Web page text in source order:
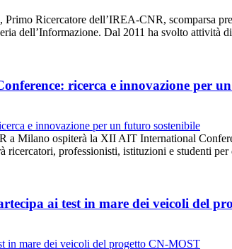
Ricercatore dell’IREA-CNR, scomparsa
dell’Informazione. Dal 2011 ha svolto attività
ricerca e innovazione per
Milano ospiterà la XII AIT International
professionisti, istituzioni e studenti
ai test in mare dei veicoli del